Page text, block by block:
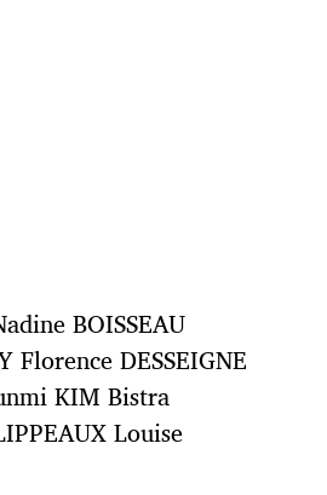
BOISSEAU
DESSEIGNE
KIM Bistra
Louise